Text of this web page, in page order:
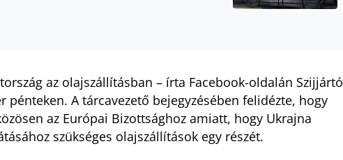
az olajszállításban – írta Facebook-oldalán Szijjártó
pénteken. A tárcavezető bejegyzésében felidézte, hogy
az Európai Bizottsághoz amiatt, hogy Ukrajna
szükséges olajszállítások egy részét.